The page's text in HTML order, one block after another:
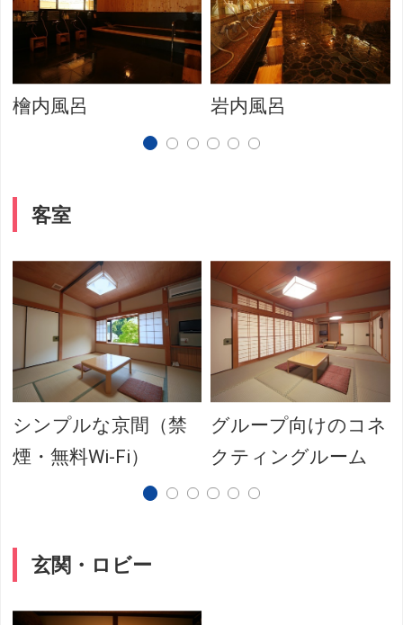
檜内風呂 岩内風呂
客室
シンプルな京間（禁
煙・無料Wi-Fi）
グループ向けのコネ
クティングルーム
玄関・ロビー